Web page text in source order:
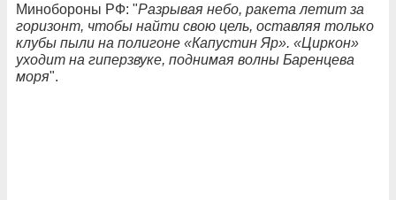
Минобороны РФ: "Разрывая небо, ракета летит за
горизонт, чтобы найти свою цель, оставляя только
клубы пыли на полигоне «Капустин Яр». «Циркон»
уходит на гиперзвуке, поднимая волны Баренцева
моря".